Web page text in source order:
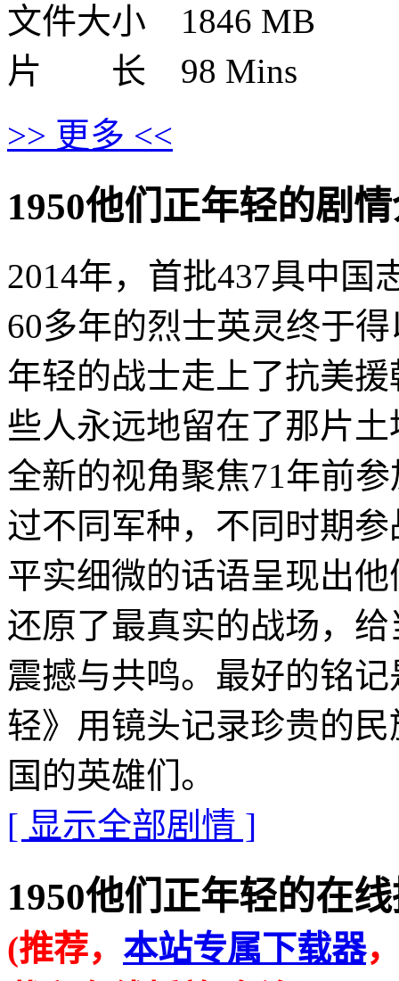
文件大小 1846 MB
片 长 98 Mins
>> 更多 <<
1950他们正年轻的剧情
2014年，首批437具中国
60多年的烈士英灵终于
年轻的战士走上了抗美
些人永远地留在了那片
全新的视角聚焦71年前
过不同军种，不同时期
平实细微的话语呈现出
还原了最真实的战场，
震撼与共鸣。最好的铭
轻》用镜头记录珍贵的
国的英雄们。
[ 显示全部剧情 ]
1950他们正年轻的在线
(推荐， 本站专属下载器